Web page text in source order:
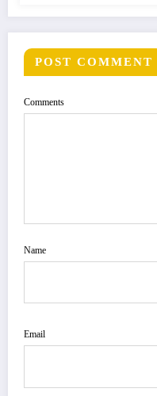
POST COMMENT
Comments
Name
Email